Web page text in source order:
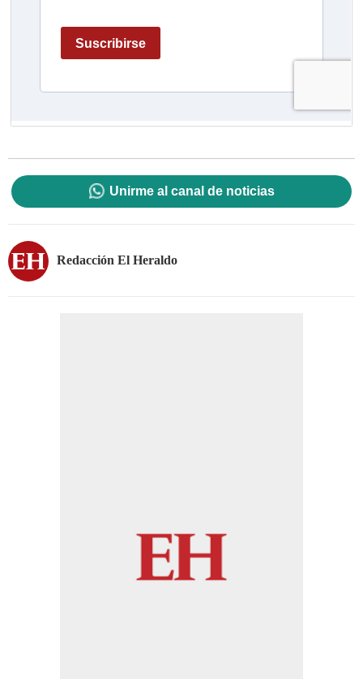
Unirme al canal de noticias
Redacción El Heraldo